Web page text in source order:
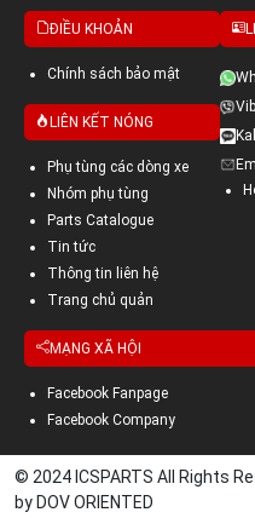
ĐIỀU KHOẢN
Chính sách bảo mật
LIÊN KẾT NÓNG
Phụ tùng các dòng xe
Nhóm phụ tùng
Parts Catalogue
Tin tức
Thông tin liên hệ
Trang chủ quản
MẠNG XÃ HỘI
Facebook Fanpage
Facebook Company
© 2024 ICSPARTS All Rights
by DOV ORIENTED